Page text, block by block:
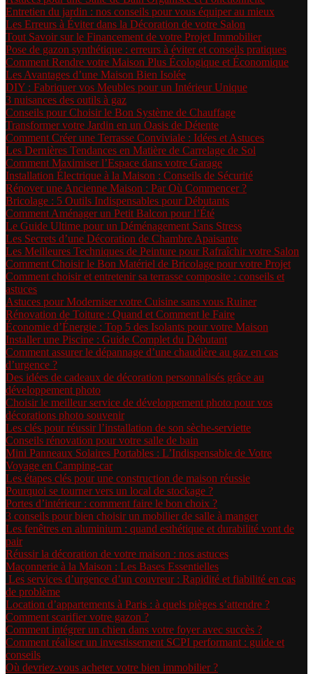
Entretien du jardin : nos conseils pour vous équiper au mieux
Les Erreurs à Éviter dans la Décoration de votre Salon
Tout Savoir sur le Financement de votre Projet Immobilier
Pose de gazon synthétique : erreurs à éviter et conseils pratiques
Comment Rendre votre Maison Plus Écologique et Économique
Les Avantages d’une Maison Bien Isolée
DIY : Fabriquer vos Meubles pour un Intérieur Unique
3 nuisances des outils à gaz
Conseils pour Choisir le Bon Système de Chauffage
Transformer votre Jardin en un Oasis de Détente
Comment Créer une Terrasse Conviviale : Idées et Astuces
Les Dernières Tendances en Matière de Carrelage de Sol
Comment Maximiser l’Espace dans votre Garage
Installation Électrique à la Maison : Conseils de Sécurité
Rénover une Ancienne Maison : Par Où Commencer ?
Bricolage : 5 Outils Indispensables pour Débutants
Comment Aménager un Petit Balcon pour l’Été
Le Guide Ultime pour un Déménagement Sans Stress
Les Secrets d’une Décoration de Chambre Apaisante
Les Meilleures Techniques de Peinture pour Rafraîchir votre Salon
Comment Choisir le Bon Matériel de Bricolage pour votre Projet
Comment choisir et entretenir sa terrasse composite : conseils et
astuces
Astuces pour Moderniser votre Cuisine sans vous Ruiner
Rénovation de Toiture : Quand et Comment le Faire
Économie d’Énergie : Top 5 des Isolants pour votre Maison
Installer une Piscine : Guide Complet du Débutant
Comment assurer le dépannage d’une chaudière au gaz en cas
d’urgence ?
Des idées de cadeaux de décoration personnalisés grâce au
développement photo
Choisir le meilleur service de développement photo pour vos
décorations photo souvenir
Les clés pour réussir l’installation de son sèche-serviette
Conseils rénovation pour votre salle de bain
Mini Panneaux Solaires Portables : L’Indispensable de Votre
Voyage en Camping-car
Les étapes clés pour une construction de maison réussie
Pourquoi se tourner vers un local de stockage ?
Portes d’intérieur : comment faire le bon choix ?
3 conseils pour bien choisir un mobilier de salle à manger
Les fenêtres en aluminium : quand esthétique et durabilité vont de
pair
Réussir la décoration de votre maison : nos astuces
Maçonnerie à la Maison : Les Bases Essentielles
Les services d’urgence d’un couvreur : Rapidité et fiabilité en cas
de problème
Location d’appartements à Paris : à quels pièges s’attendre ?
Comment scarifier votre gazon ?
Comment intégrer un chien dans votre foyer avec succès ?
Comment réaliser un investissement SCPI performant : guide et
conseils
Où devriez-vous acheter votre bien immobilier ?